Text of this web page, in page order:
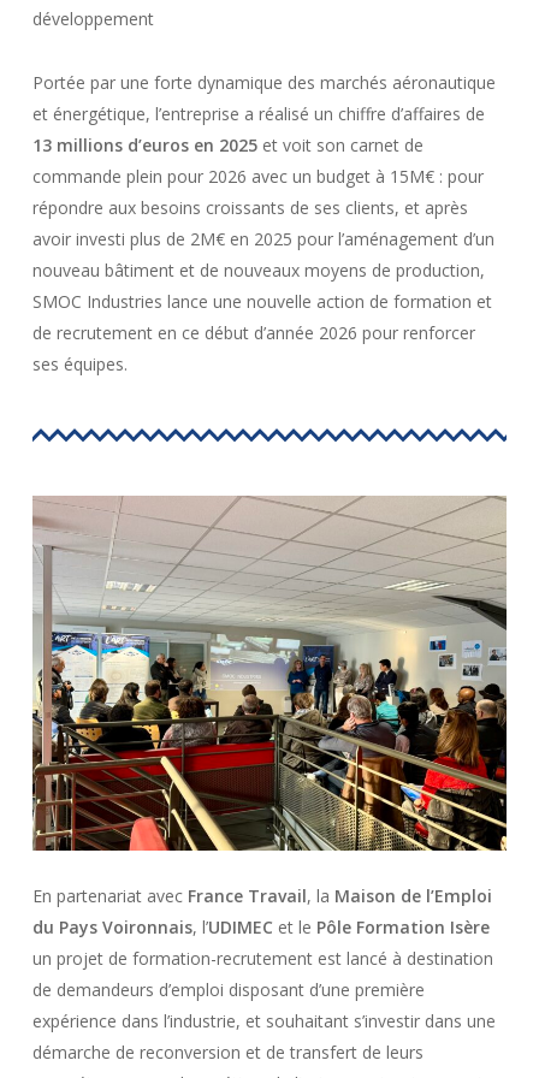
développement
Portée par une forte dynamique des marchés aéronautique
et énergétique, l’entreprise a réalisé un chiffre d’affaires de
13 millions d’euros en 2025 et voit son carnet de
commande plein pour 2026 avec un budget à 15M€ : pour
répondre aux besoins croissants de ses clients, et après
avoir investi plus de 2M€ en 2025 pour l’aménagement d’un
nouveau bâtiment et de nouveaux moyens de production,
SMOC Industries lance une nouvelle action de formation et
de recrutement en ce début d’année 2026 pour renforcer
ses équipes.
En partenariat avec France Travail, la Maison de l’Emploi
du Pays Voironnais, l’UDIMEC et le Pôle Formation Isère
un projet de formation-recrutement est lancé à destination
de demandeurs d’emploi disposant d’une première
expérience dans l’industrie, et souhaitant s’investir dans une
démarche de reconversion et de transfert de leurs